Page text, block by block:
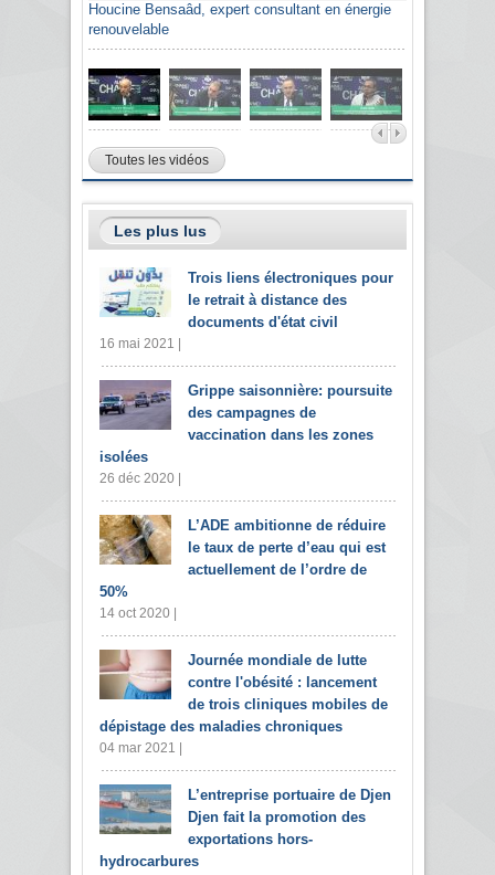
Houcine Bensaâd, expert consultant en énergie
renouvelable
Toutes les vidéos
Les plus lus
Trois liens électroniques pour
le retrait à distance des
documents d'état civil
16 mai 2021 |
Grippe saisonnière: poursuite
des campagnes de
vaccination dans les zones
isolées
26 déc 2020 |
L’ADE ambitionne de réduire
le taux de perte d’eau qui est
actuellement de l’ordre de
50%
14 oct 2020 |
Journée mondiale de lutte
contre l'obésité : lancement
de trois cliniques mobiles de
dépistage des maladies chroniques
04 mar 2021 |
L’entreprise portuaire de Djen
Djen fait la promotion des
exportations hors-
hydrocarbures